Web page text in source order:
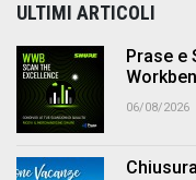
ULTIMI ARTICOLI
Prase e
06/08/2026